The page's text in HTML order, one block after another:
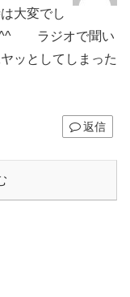
大変でし
ゞ ラジオで聞い
ッとしてしまった
返信